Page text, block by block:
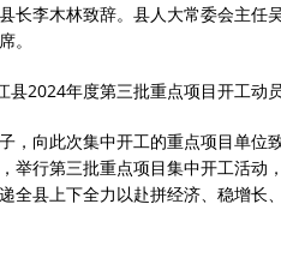
长李木林致辞。县人大常委会主任
。
2024年度第三批重点项目开工动
，向此次集中开工的重点项目单位
举行第三批重点项目集中开工活动
全县上下全力以赴拼经济、稳增长